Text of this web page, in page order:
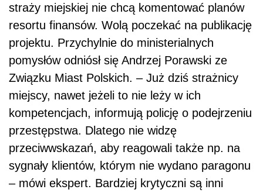
straży miejskiej nie chcą komentować planów
resortu finansów. Wolą poczekać na publikację
projektu. Przychylnie do ministerialnych
pomysłów odniósł się Andrzej Porawski ze
Związku Miast Polskich. – Już dziś strażnicy
miejscy, nawet jeżeli to nie leży w ich
kompetencjach, informują policję o podejrzeniu
przestępstwa. Dlatego nie widzę
przeciwwskazań, aby reagowali także np. na
sygnały klientów, którym nie wydano paragonu
– mówi ekspert. Bardziej krytyczni są inni